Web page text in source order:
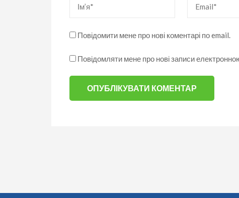
Повідомити мене про нові коментарі по email.
Повідомляти мене про нові записи